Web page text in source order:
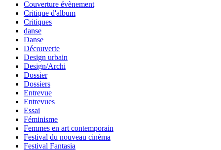
Couverture évènement
Critique d'album
Critiques
danse
Danse
Découverte
Design urbain
Design/Archi
Dossier
Dossiers
Entrevue
Entrevues
Essai
Féminisme
Femmes en art contemporain
Festival du nouveau cinéma
Festival Fantasia